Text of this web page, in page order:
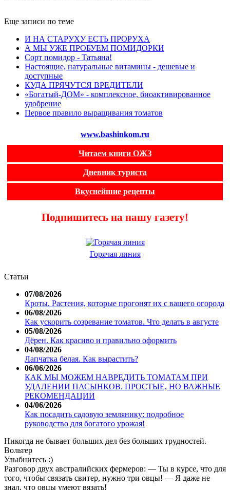
Еще записи по теме
И НА СТАРУХУ ЕСТЬ ПРОРУХА
А МЫ УЖЕ ПРОБУЕМ ПОМИДОРКИ
Сорт помидор - Татьяна!
Настоящие, натуральные витамины - дешевые и
доступные
КУДА ПРЯЧУТСЯ ВРЕДИТЕЛИ
«Богатый-ДОМ» - комплексное, биоактивированное
удобрение
Первое правило выращивания томатов
www.bashinkom.ru
Читаем книги ОЖЗ
Дневник туриста
Вкуснейшие рецепты
Подпишитесь на нашу газету!
Горячая линия
Статьи
07/08/2026
Кроты. Растения, которые прогонят их с вашего огорода
06/08/2026
Как ускорить созревание томатов. Что делать в августе
05/08/2026
Дёрен. Как красиво и правильно оформить
04/08/2026
Лапчатка белая. Как вырастить?
06/06/2026
КАК МЫ МОЖЕМ НАВРЕДИТЬ ТОМАТАМ ПРИ
УДАЛЕНИИ ПАСЫНКОВ. ПРОСТЫЕ, НО ВАЖНЫЕ
РЕКОМЕНДАЦИИ
04/06/2026
Как посадить садовую землянику: подробное
руководство для богатого урожая!
Никогда не бывает больших дел без больших трудностей.
Вольтер
Улыбнитесь :)
Разговор двух австралийских фермеров: — Ты в курсе, что для
того, чтобы связать свитер, нужно три овцы! — Я даже не
знал, что овцы умеют вязать!